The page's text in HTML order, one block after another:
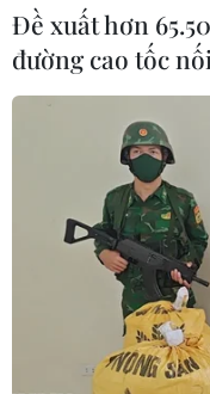
Đề xuất hơn
đường cao tốc